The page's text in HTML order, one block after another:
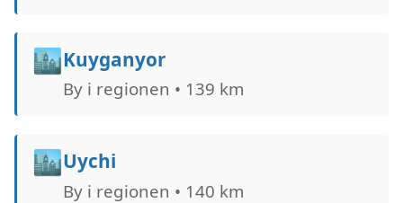
🏙️Kuyganyor
By i regionen • 139 km
🏙️Uychi
By i regionen • 140 km